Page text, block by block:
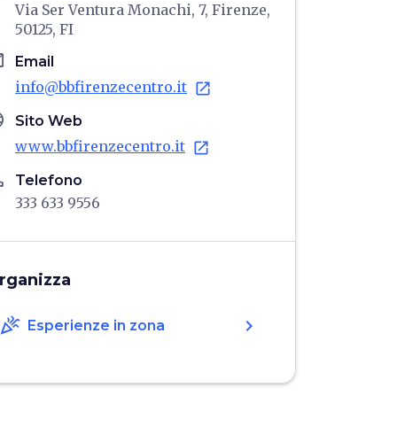
Via Ser Ventura Monachi, 7, Firenze,
50125, FI
Email
info@bbfirenzecentro.it open_in_new
Sito Web
www.bbfirenzecentro.it open_in_new
Telefono
333 633 9556
celebration Esperienze in zona chevron_right